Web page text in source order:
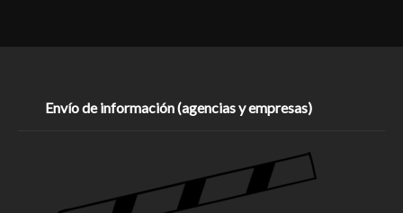
Envío de información (agencias y empresas)